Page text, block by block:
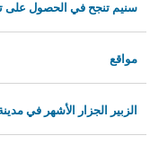
سنيم تنجح في الحصول على
مواقع
الزبير الجزار الأشهر في